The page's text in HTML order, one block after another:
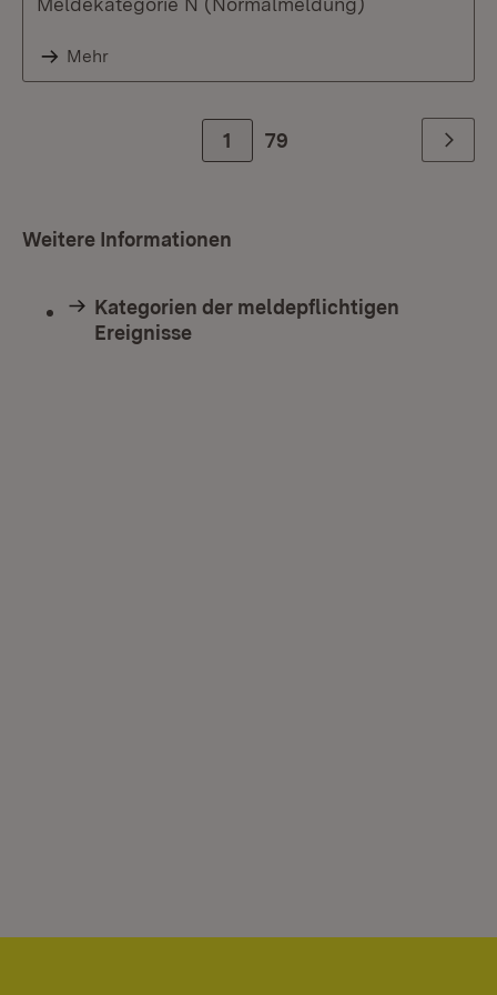
Mehr
Zur Seite
1 79 Weiter
Weitere Informationen
Kategorien der meldepflichtigen
Ereignisse